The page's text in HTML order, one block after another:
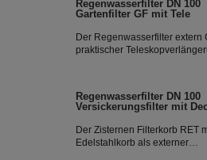
Notüberlauf genutzt werden.
zur Zisterne erfolgt seitlich.
Regenwasserfilter DN 100
Gartenfilter GF mit Tele
Der Regenwasserfilter extern
praktischer
Notüberlauf genutzt werden.
zur Zisterne erfolgt seitlich.
Verlängerung lässt sich bei
kürzen oder erweitern.
Regenwasserfilter DN 100
Versickerungsfilter mit
Der Zisternen Filterkorb RET
Edelstahlkorb als externer